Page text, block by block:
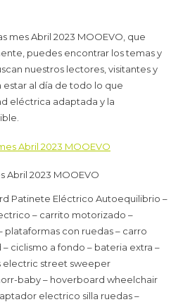
mes Abril 2023 MOOEVO, que
puedes encontrar los temas y
nuestros lectores, visitantes y
estar al día de todo lo que
eléctrica adaptada y la
Abril 2023 MOOEVO
Patinete Eléctrico Autoequilibrio –
– carrito motorizado –
plataformas con ruedas – carro
ciclismo a fondo – bateria extra –
electric street sweeper
baby – hoverboard wheelchair
electrico silla ruedas –